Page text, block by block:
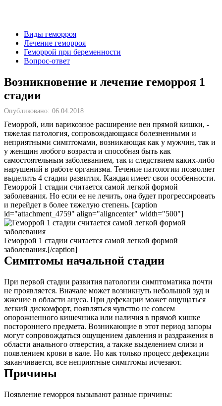
Виды геморроя
Лечение геморроя
Геморрой при беременности
Вопрос-ответ
Возникновение и лечение геморроя 1
стадии
Опубликовано: 06.04.2018
Геморрой, или варикозное расширение вен прямой кишки, -
тяжелая патология, сопровождающаяся болезненными и
неприятными симптомами, возникающая как у мужчин, так и
у женщин любого возраста и способная быть как
самостоятельным заболеванием, так и следствием каких-либо
нарушений в работе организма. Течение патологии позволяет
выделить 4 стадии развития. Каждая имеет свои особенности.
Геморрой 1 стадии считается самой легкой формой
заболевания. Но если ее не лечить, она будет прогрессировать
и перейдет в более тяжелую степень. [caption
id="attachment_4759" align="aligncenter" width="500"]
Геморрой 1 стадии считается самой легкой формой
заболевания.[/caption]
Симптомы начальной стадии
При первой стадии развития патологии симптоматика почти
не проявляется. Вначале может возникнуть небольшой зуд и
жжение в области ануса. При дефекации может ощущаться
легкий дискомфорт, появляться чувство не совсем
опорожненного кишечника или наличия в прямой кишке
постороннего предмета. Возникающие в этот период запоры
могут сопровождаться ощущением давления и раздражения в
области анального отверстия, а также выделением слизи и
появлением крови в кале. Но как только процесс дефекации
заканчивается, все неприятные симптомы исчезают.
Причины
Появление геморроя вызывают разные причины: